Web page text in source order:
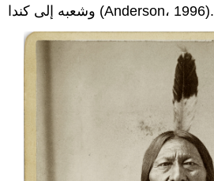
وشعبه إلى كندا (Anderson، 1996).